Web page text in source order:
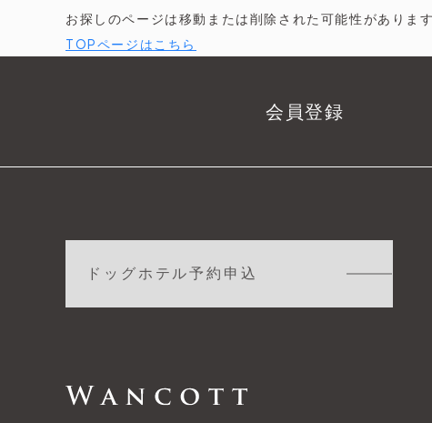
お探しのページは移動または削除された可能性があります
TOPページはこちら
会員登録
ドッグホテル予約申込